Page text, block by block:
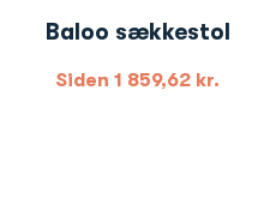
Baloo sækkestol
Siden 1 859,62 kr.